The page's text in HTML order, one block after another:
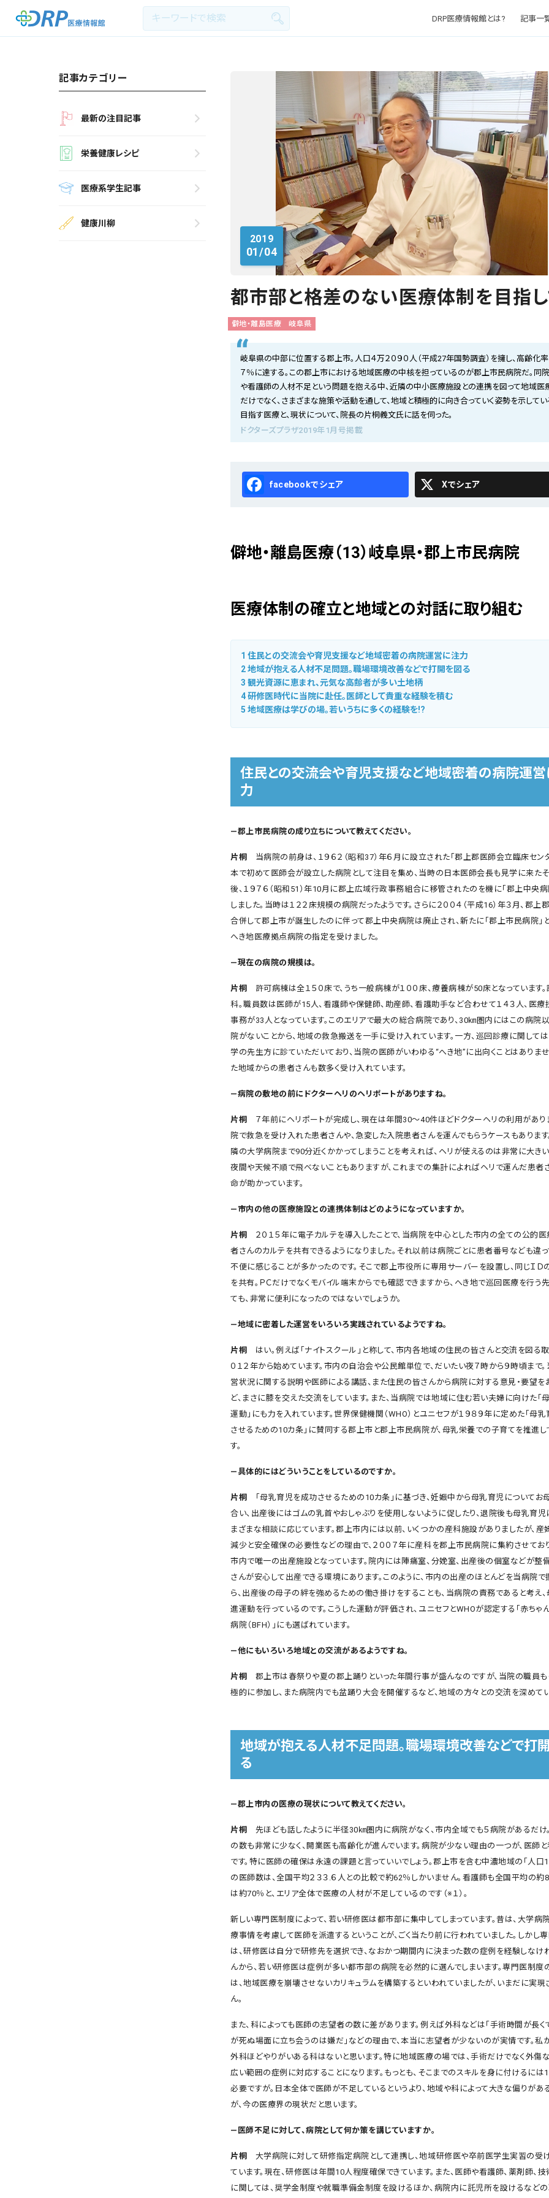
DRP医療情報館とは? 記事一
記事カテゴリー
最新の注目記事
栄養健康レシピ
医療系学生記事
健康川柳
2019
01/04
都市部と格差のない医療体制を目指
僻地・離島医療 岐阜県
岐阜県の中部に位置する郡上市。人口４万２０９０人（平成27年国勢調査）を擁し、高齢化率
７％に達する。この郡上市における地域医療の中核を担っているのが郡上市民病院だ。同
や看護師の人材不足という問題を抱える中、近隣の中小医療施設との連携を図って地域医
だけでなく、さまざまな施策や活動を通して、地域と積極的に向き合っていく姿勢を示してい
目指す医療と、現状について、院長の片桐義文氏に話を伺った。
ドクターズプラザ2019年1月号掲載
Facebook X
僻地・離島医療（13）岐阜県・郡上市民病院
医療体制の確立と地域との対話に取り組む
1 住民との交流会や育児支援など地域密着の病院運営に注力
2地域が抱える人材不足問題。職場環境改善などで打開を図る
3 観光資源に恵まれ、元気な高齢者が多い土地柄
4研修医時代に当院に赴任。医師として貴重な経験を積む
5 地域医療は学びの場。若いうちに多くの経験を!?
住民との交流会や育児支援など地域密着の病院運営
力
―郡上市民病院の成り立ちについて教えてください。
片桐
当病院の前身は、１９６２（昭和37）年６月に設立された「郡上郡医師会立臨床センタ
本で初めて医師会が設立した病院として注目を集め、当時の日本医師会長も見学に来たそ
後、１９７６（昭和51）年10月に郡上広域行政事務組合に移管されたのを機に「郡上中央
しました。当時は１２２床規模の病院だったようです。さらに２００４（平成16）年３月、郡上
合併して郡上市が誕生したのに伴って郡上中央病院は廃止され、新たに「郡上市民病院」
へき地医療拠点病院の指定を受けました。
―現在の病院の規模は。
片桐
許可病棟は全１５０床で、うち一般病棟が１００床、療養病棟が50床となっています
科。職員数は医師が15人、看護師や保健師、助産師、看護助手など合わせて１４３人、医療
事務が33人となっています。このエリアで最大の総合病院であり、30㎞圏内にはこの病院
院がないことから、地域の救急搬送を一手に受け入れています。一方、巡回診療に関して
学の先生方に診ていただいており、当院の医師がいわゆる“へき地”に出向くことはありませ
た地域からの患者さんも数多く受け入れています。
―病院の敷地の前にドクターヘリのヘリポートがありますね。
片桐
７年前にヘリポートが完成し、現在は年間30〜40件ほどドクターヘリの利用があり
院で救急を受け入れた患者さんや、急変した入院患者さんを運んでもらうケースもあります
隣の大学病院まで90分近くかかってしまうことを考えれば、ヘリが使えるのは非常に大きい
夜間や天候不順で飛べないこともありますが、これまでの集計によればヘリで運んだ患者
命が助かっています。
―市内の他の医療施設との連携体制はどのようになっていますか。
片桐
２０１５年に電子カルテを導入したことで、当病院を中心とした市内の全ての公的医
者さんのカルテを共有できるようになりました。それ以前は病院ごとに患者番号なども違っ
不便に感じることが多かったのです。そこで郡上市役所に専用サーバーを設置し、同じＩＤ
を共有。ＰＣだけでなくモバイル端末からでも確認できますから、へき地で巡回医療を行う
ても、非常に便利になったのではないでしょうか。
―地域に密着した運営をいろいろ実践されているようですね。
片桐 はい。例えば「ナイトスクール」と称して、市内各地域の住民の皆さんと交流を図る
０１２年から始めています。市内の自治会や公民館単位で、だいたい夜７時から９時頃まで
営状況に関する説明や医師による講話、また住民の皆さんから病院に対する意見・要望を
ど、まさに膝を交えた交流をしています。また、当病院では地域に住む若い夫婦に向けた「
運動」にも力を入れています。世界保健機関（WHO）とユニセフが１９８９年に定めた「母
させるための10カ条」に賛同する郡上市と郡上市民病院が、母乳栄養での子育てを推進し
す。
―具体的にはどういうことをしているのですか。
片桐
「母乳育児を成功させるための10カ条」に基づき、妊娠中から母乳育児についてお
合い、出産後にはゴムの乳首やおしゃぶりを使用しないように促したり、退院後も母乳育
まざまな相談に応じています。郡上市内には以前、いくつかの産科施設がありましたが、
減少と安全確保の必要性などの理由で、２００７年に産科を郡上市民病院に集約させてお
市内で唯一の出産施設となっています。院内には陣痛室、分娩室、出産後の個室などが整
さんが安心して出産できる環境にあります。このように、市内の出産のほとんどを当病院で
ら、出産後の母子の絆を強めるための働き掛けをすることも、当病院の責務であると考え
進運動を行っているのです。こうした運動が評価され、ユニセフとWHOが認定する「赤ちゃ
病院（BFH）」にも選ばれています。
―他にもいろいろ地域との交流があるようですね。
片桐
郡上市は春祭りや夏の郡上踊りといった年間行事が盛んなのですが、当院の職員
極的に参加し、また病院内でも盆踊り大会を開催するなど、地域の方々との交流を深めてい
地域が抱える人材不足問題。職場環境改善などで打
る
―郡上市内の医療の現状について教えてください。
片桐
先ほども話したように半径30㎞圏内に病院がなく、市内全域でも５病院があるだけ
の数も非常に少なく、開業医も高齢化が進んでいます。病院が少ない理由の一つが、医師
です。特に医師の確保は永遠の課題と言っていいでしょう。郡上市を含む中濃地域の「人口
の医師数は、全国平均２３３.６人との比較で約62％しかいません。看護師も全国平均の約
は約70％と、エリア全体で医療の人材が不足しているのです（※１）。
新しい専門医制度によって、若い研修医は都市部に集中してしまっています。昔は、大学病
療事情を考慮して医師を派遣するということが、ごく当たり前に行われていました。しかし
は、研修医は自分で研修先を選択でき、なおかつ期間内に決まった数の症例を経験しなけ
んから、若い研修医は症例が多い都市部の病院を必然的に選んでしまいます。専門医制度
は、地域医療を崩壊させないカリキュラムを構築するといわれていましたが、いまだに実現
ん。
また、科によっても医師の志望者の数に差があります。例えば外科などは「手術時間が長く
が死ぬ場面に立ち会うのは嫌だ」などの理由で、本当に志望者が少ないのが実情です。私
外科ほどやりがいある科はないと思います。特に地域医療の場では、手術だけでなく外傷
広い範囲の症例に対応することになります。もっとも、そこまでのスキルを身に付けるには
必要ですが。日本全体で医師が不足しているというより、地域や科によって大きな偏りがあ
が、今の医療界の現状だと思います。
―医師不足に対して、病院として何か策を講じていますか。
片桐
大学病院に対して研修指定病院として連携し、地域研修医や卒前医学生実習の受
ています。現在、研修医は年間10人程度確保できています。また、医師や看護師、薬剤師、
に関しては、奨学金制度や就職準備金制度を設けるほか、病院内に託児所を設けるなど